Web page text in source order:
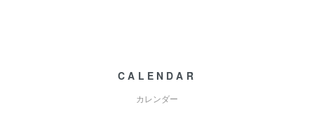
CALENDAR
カレンダー